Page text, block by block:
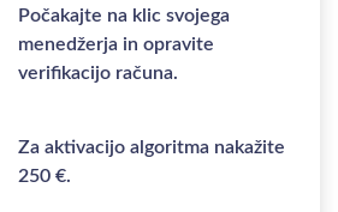
Počakajte na klic svojega
menedžerja in opravite
verifikacijo računa.
Za aktivacijo algoritma nakažite
250 €.